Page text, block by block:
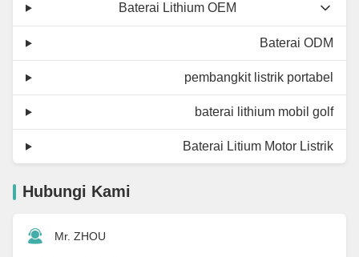
Baterai Lithium OEM
Baterai ODM
pembangkit listrik portabel
baterai lithium mobil golf
Baterai Litium Motor Listrik
Hubungi Kami
Mr. ZHOU